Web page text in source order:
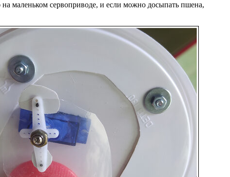
маленьком сервоприводе, и если можно досыпать пшена,